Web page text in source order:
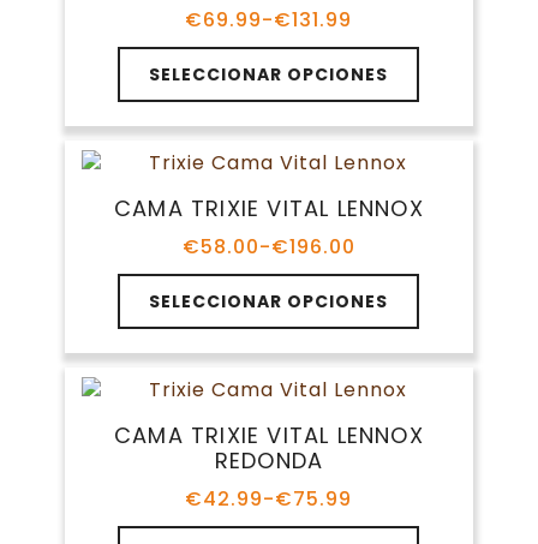
pueden
elegir
la
página
producto
€69.99-€131.99
Rango
de
precios:
desde
€69.99
hasta
€131.99
SELECCIONAR OPCIONES
Este
producto
tiene
múltiples
variantes.
opciones
pueden
elegir
en
la
página
producto
CAMA TRIXIE VITAL LENNOX
€58.00-€196.00
Rango
de
precios:
desde
€58.00
hasta
€196.00
SELECCIONAR OPCIONES
Este
producto
tiene
múltiples
variantes.
opciones
pueden
elegir
CAMA TRIXIE VITAL LENNOX
REDONDA
€42.99-€75.99
Rango
de
Este